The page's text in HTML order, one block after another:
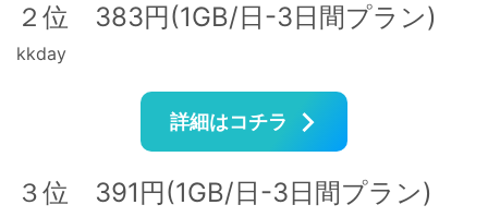
２位 383円(1GB/日-3日間プラン)
kkday
詳細はコチラ
３位 391円(1GB/日-3日間プラン)